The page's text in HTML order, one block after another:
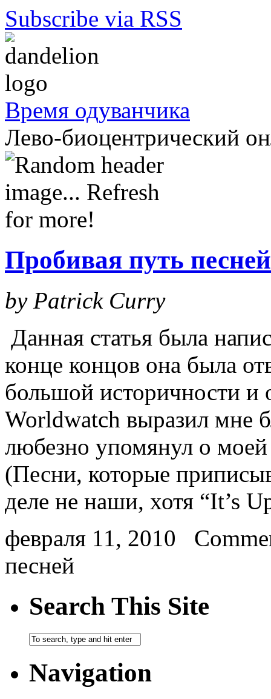
Subscribe via RSS
Время одуванчика
Лево-биоцентрический
Пробивая путь песней
by Patrick Curry
Данная статья была
конце концов она была
большой историчности
Worldwatch выразил мне
любезно упомянул о моей
(Песни, которые
деле не наши, хотя “It’s
февраля 11, 2010
песней
Search This Site
Navigation